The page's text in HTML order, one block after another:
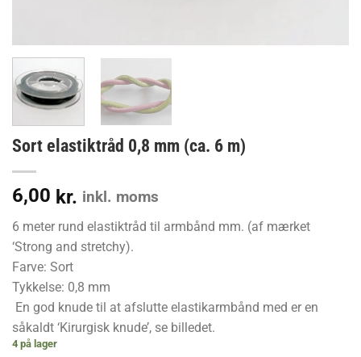
Sort elastiktråd 0,8 mm (ca. 6 m)
6,00 kr. inkl. moms
6 meter rund elastiktråd til armbånd mm. (af mærket
‘Strong and stretchy).
Farve: Sort
Tykkelse: 0,8 mm
En god knude til at afslutte elastikarmbånd med er en
såkaldt ‘Kirurgisk knude’, se billedet.
4 på lager